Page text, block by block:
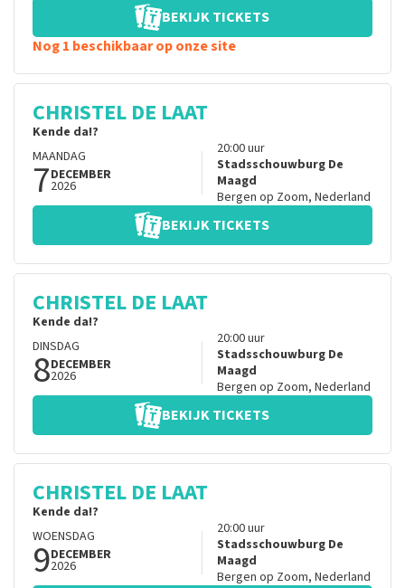
BEKIJK TICKETS
Nog 1 beschikbaar op onze site
CHRISTEL DE LAAT
Kende da!?
MAANDAG
7DECEMBER
2026
20:00uur
Stadsschouwburg De
Maagd
Bergen op Zoom, Nederland
BEKIJK TICKETS
CHRISTEL DE LAAT
Kende da!?
DINSDAG
8DECEMBER
2026
20:00uur
Stadsschouwburg De
Maagd
Bergen op Zoom, Nederland
BEKIJK TICKETS
CHRISTEL DE LAAT
Kende da!?
WOENSDAG
9DECEMBER
2026
20:00uur
Stadsschouwburg De
Maagd
Bergen op Zoom, Nederland